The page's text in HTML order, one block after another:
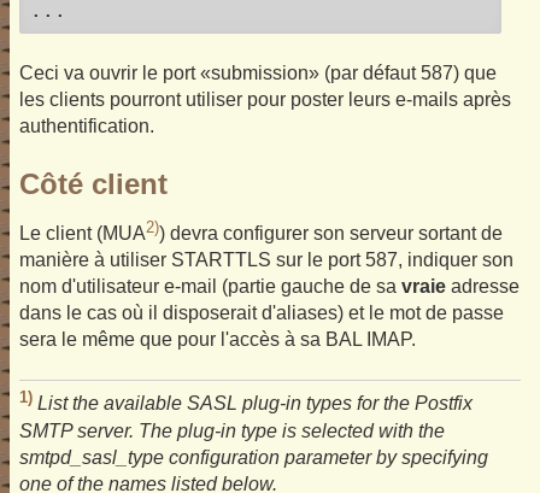
Ceci va ouvrir le port «submission» (par défaut 587) que
les clients pourront utiliser pour poster leurs e-mails après
authentification.
Côté client
Le client (MUA2)) devra configurer son serveur sortant de
manière à utiliser STARTTLS sur le port 587, indiquer son
nom d'utilisateur e-mail (partie gauche de sa vraie adresse
dans le cas où il disposerait d'aliases) et le mot de passe
sera le même que pour l'accès à sa BAL IMAP.
1) List the available SASL plug-in types for the Postfix
SMTP server. The plug-in type is selected with the
smtpd_sasl_type configuration parameter by specifying
one of the names listed below.